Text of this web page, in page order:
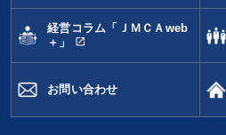
※「更新」を押すと「タグ・キーワード」を更新いた
経営コラム「ＪＭＣＡweb
＋」
open_in_new
お問い合わせ